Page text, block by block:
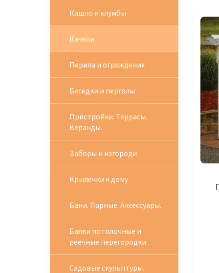
Кашпо и клумбы
Качели
Перила и ограждения
Беседки и перголы
Пристройки. Террасы.
Веранды.
Заборы и изгороди
Крылечки к дому
Бани. Парные. Аксессуары.
Балки потолочные и
реечные перегородки
Садовые скульптуры.